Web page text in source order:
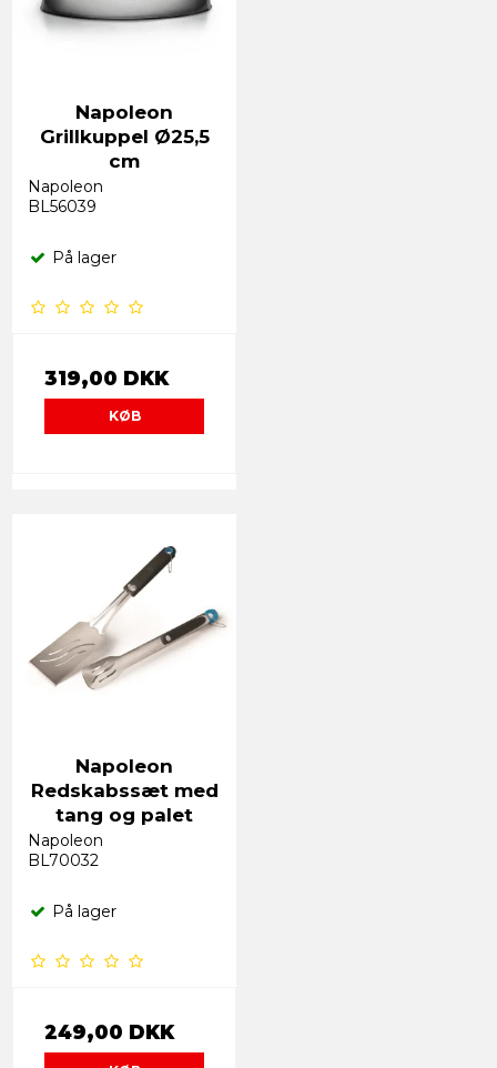
Napoleon
Grillkuppel Ø25,5
cm
Napoleon
BL56039
På lager
319,00 DKK
KØB
Napoleon
Redskabssæt med
tang og palet
Napoleon
BL70032
På lager
249,00 DKK